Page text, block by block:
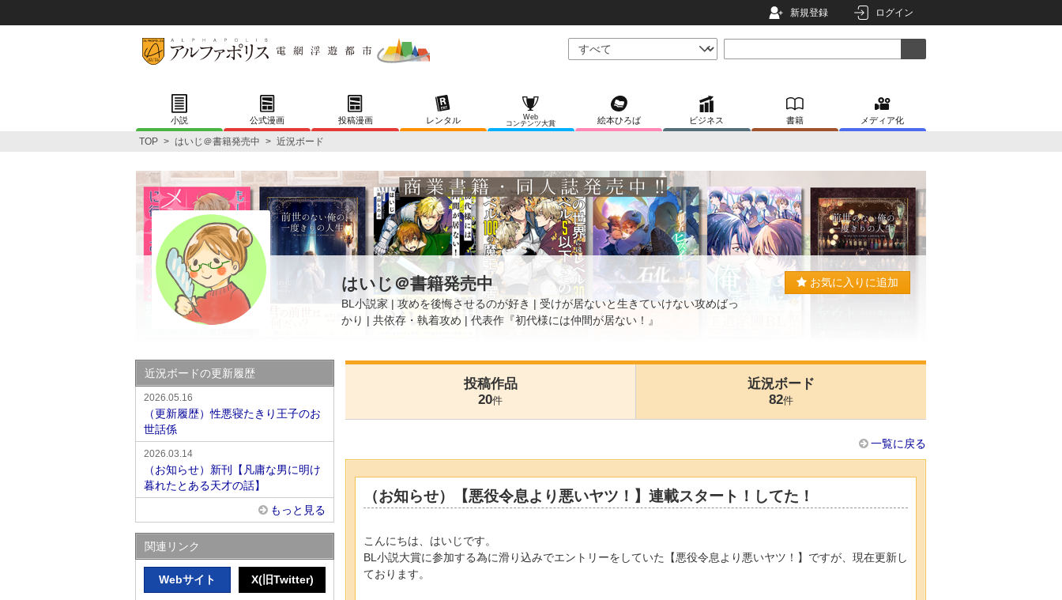
新規登録 ログイン
小説 公式漫画 投稿漫画 レンタル
Web
コンテンツ大賞
絵本ひろば ビジネス 書籍 メディア化
TOP > はいじ＠書籍発売中 > 近況ボード
はいじ＠書籍発売中
BL小説家 | 攻めを後悔させるのが好き | 受けが居ないと生きていけない攻めばっ
かり | 共依存・執着攻め | 代表作『初代様には仲間が居ない！』
お気に入りに追加
投稿作品
20件
近況ボード
82件
一覧に戻る
（お知らせ）【悪役令息より悪いヤツ！】連載スタート！してた！
こんにちは、はいじです。
BL小説大賞に参加する為に滑り込みでエントリーをしていた【悪役令息より悪いヤツ！】ですが、現在更新し
ております。
近況ボードの更新履歴
2026.05.16
（更新履歴）性悪寝たきり王子のお
世話係
2026.03.14
（お知らせ）新刊【凡庸な男に明け
暮れたとある天才の話】
もっと見る
関連リンク
Webサイト X(旧Twitter)